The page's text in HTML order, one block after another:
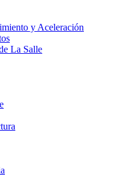
y Aceleración
La Salle